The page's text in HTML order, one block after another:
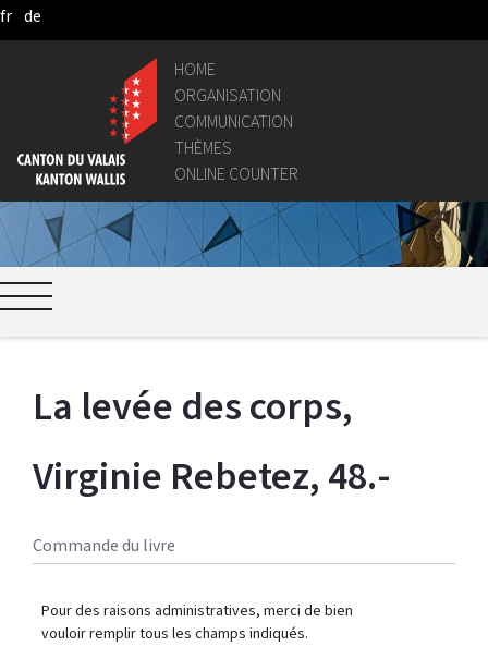
Skip to Main Content
fr de
HOME
ORGANISATION
COMMUNICATION
THÈMES
ONLINE COUNTER
La levée des corps,
Virginie Rebetez, 48.-
Commande du livre
Pour des raisons administratives, merci de bien
vouloir remplir tous les champs indiqués.